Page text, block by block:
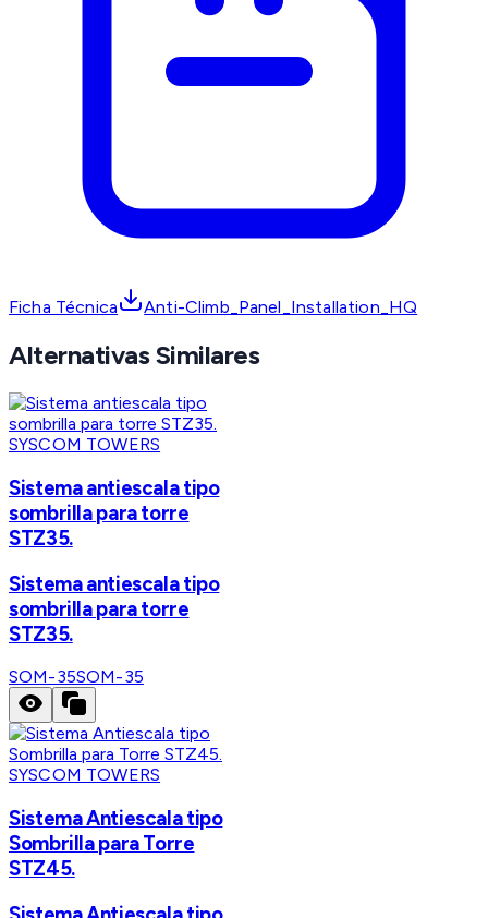
Ficha Técnica Anti-Climb_Panel_Installation_HQ
Alternativas Similares
SYSCOM TOWERS
Sistema antiescala tipo
sombrilla para torre
STZ35.
Sistema antiescala tipo
sombrilla para torre
STZ35.
SOM-35SOM-35
SYSCOM TOWERS
Sistema Antiescala tipo
Sombrilla para Torre
STZ45.